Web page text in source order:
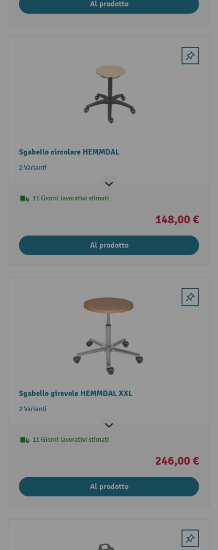
Al prodotto
Sgabello circolare HEMMDAL
2 Varianti
11 Giorni lavorativi stimati
148,00 €
Al prodotto
Sgabello girevole HEMMDAL XXL
2 Varianti
11 Giorni lavorativi stimati
246,00 €
Al prodotto